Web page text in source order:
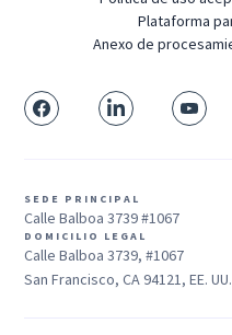
Plataforma
Anexo de
SEDE PRINCIPAL
Calle Balboa 3739 #1067
DOMICILIO LEGAL
Calle Balboa 3739, #1067
San Francisco, CA 94121, EE. UU.